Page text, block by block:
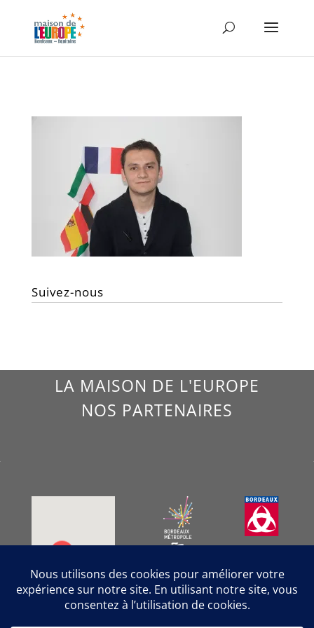
Suivez-nous
LA MAISON DE L'EUROPE
NOS PARTENAIRES